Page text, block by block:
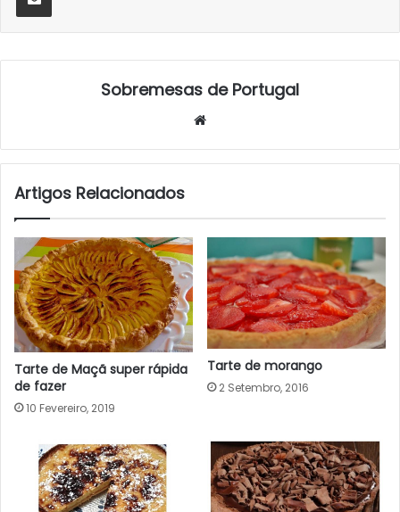
Sobremesas de Portugal
Artigos Relacionados
Tarte de Maçã super rápida
de fazer
10 Fevereiro, 2019
Tarte de morango
2 Setembro, 2016